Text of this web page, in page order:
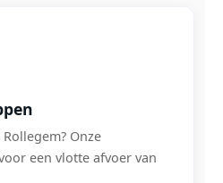
Onze
een vlotte afvoer van